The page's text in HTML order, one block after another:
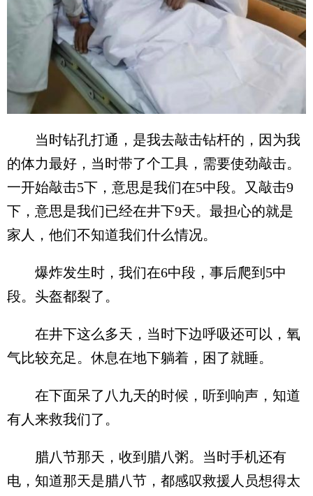
当时钻孔打通，是我去敲击钻杆的，因为我
的体力最好，当时带了个工具，需要使劲敲击。
一开始敲击5下，意思是我们在5中段。又敲击9
下，意思是我们已经在井下9天。最担心的就是
家人，他们不知道我们什么情况。
爆炸发生时，我们在6中段，事后爬到5中
段。头盔都裂了。
在井下这么多天，当时下边呼吸还可以，氧
气比较充足。休息在地下躺着，困了就睡。
在下面呆了八九天的时候，听到响声，知道
有人来救我们了。
腊八节那天，收到腊八粥。当时手机还有
电，知道那天是腊八节，都感叹救援人员想得太